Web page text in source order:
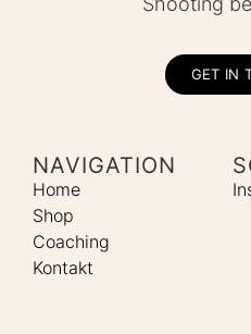
GET IN
NAVIGATION
Home
Shop
Coaching
Kontakt